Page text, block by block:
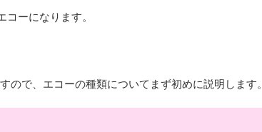
ーになります。
で、エコーの種類についてまず初めに説明します。